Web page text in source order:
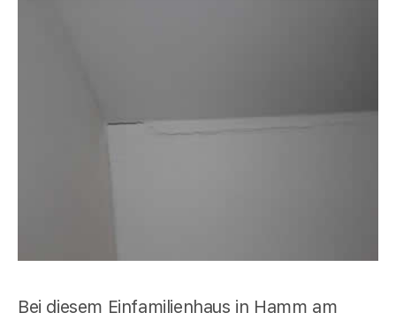
Bei diesem Einfamilienhaus in Hamm am